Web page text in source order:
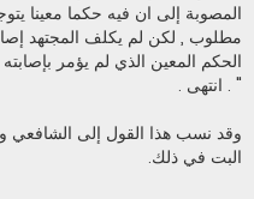
المصوبة إلى ان فيه حكما معينا
مطلوب , لكن لم يكلف المجتهد
الحكم المعين الذي لم يؤمر
" . انتهى .
وقد نسب هذا القول إلى الشافعي
البت في ذلك.